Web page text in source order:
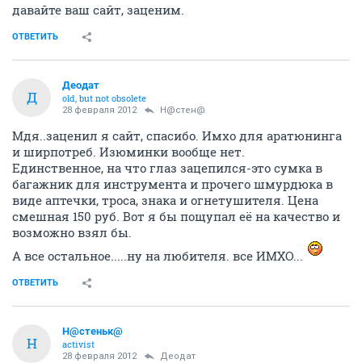
давайте ваш сайт, заценим.
ОТВЕТИТЬ
Д
Деодат
old, but not obsolete
28 февраля 2012 Н@стен@
Мдя..заценил я сайт, спасибо. Имхо для аратюнинга
и ширпотреб. Изюминки вообще нет.
Единственное, на что глаз зацепился-это сумка в
багажник для инструмента и прочего шмурдюка в
виде аптечки, троса, знака и огнетушителя. Цена
смешная 150 руб. Вот я бы пощупал её на качество и
возможно взял бы.
А все остальное.....ну на любителя. все ИМХО...
ОТВЕТИТЬ
Н
Н@стеньк@
activist
28 февраля 2012 Деодат